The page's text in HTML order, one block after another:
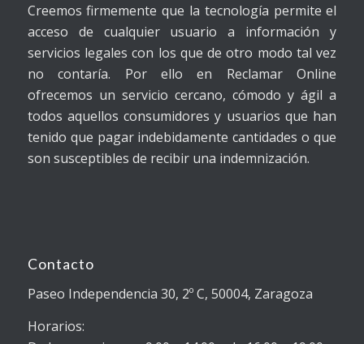
Creemos firmemente que la tecnología permite el
acceso de cualquier usuario a información y
servicios legales con los que de otro modo tal vez
no contaría. Por ello en Reclamar Online
ofrecemos un servicio cercano, cómodo y ágil a
todos aquellos consumidores y usuarios que han
tenido que pagar indebidamente cantidades o que
son susceptibles de recibir una indemnización.
Contacto
Paseo Independencia 30, 2º C, 50004, Zaragoza
Horarios: